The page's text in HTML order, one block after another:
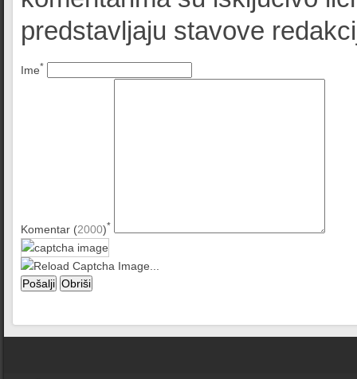
predstavljaju stavove
Ime*
Komentar (2000)*